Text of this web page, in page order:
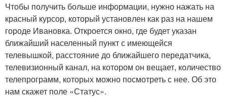
Чтобы получить больше информации, нужно нажать на
красный курсор, который установлен как раз на нашем
городе Ивановка. Откроется окно, где будет указан
ближайший населенный пункт с имеющейся
телевышкой, расстояние до ближайшего передатчика,
телевизионный канал, на котором он вещает, количество
телепрограмм, которых можно посмотреть с нее. Об это
нам скажет поле «Статус».